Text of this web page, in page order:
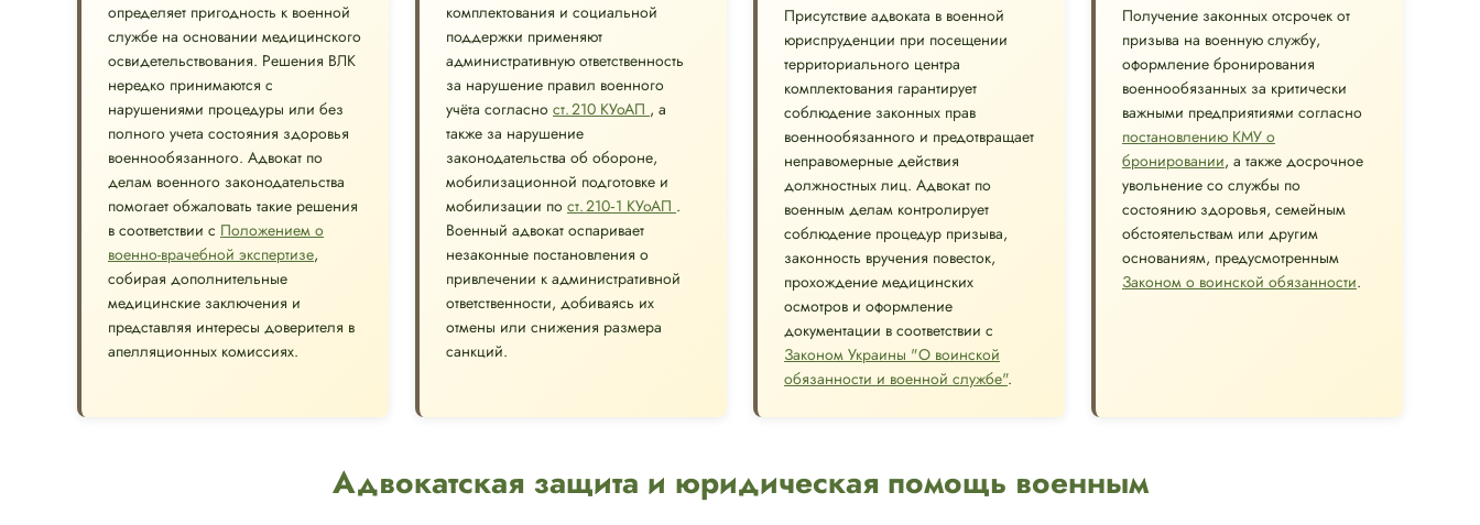
определяет пригодность к военной
службе на основании медицинского
освидетельствования. Решения ВЛК
нередко принимаются с
нарушениями процедуры или без
полного учета состояния здоровья
военнообязанного. Адвокат по
делам военного законодательства
помогает обжаловать такие решения
в соответствии с Положением о
военно-врачебной экспертизе,
собирая дополнительные
медицинские заключения и
представляя интересы доверителя в
апелляционных комиссиях.
комплектования и социальной
поддержки применяют
административную ответственность
за нарушение правил военного
учёта согласно ст. 210 КУоАП , а
также за нарушение
законодательства об обороне,
мобилизационной подготовке и
мобилизации по ст. 210‑1 КУоАП .
Военный адвокат оспаривает
незаконные постановления о
привлечении к административной
ответственности, добиваясь их
отмены или снижения размера
санкций.
Присутствие адвоката в военной
юриспруденции при посещении
территориального центра
комплектования гарантирует
соблюдение законных прав
военнообязанного и предотвращает
неправомерные действия
должностных лиц. Адвокат по
военным делам контролирует
соблюдение процедур призыва,
законность вручения повесток,
прохождение медицинских
осмотров и оформление
документации в соответствии с
Законом Украины "О воинской
обязанности и военной службе".
Получение законных отсрочек от
призыва на военную службу,
оформление бронирования
военнообязанных за критически
важными предприятиями согласно
постановлению КМУ о
бронировании, а также досрочное
увольнение со службы по
состоянию здоровья, семейным
обстоятельствам или другим
основаниям, предусмотренным
Законом о воинской обязанности.
Адвокатская защита и юридическая помощь военным